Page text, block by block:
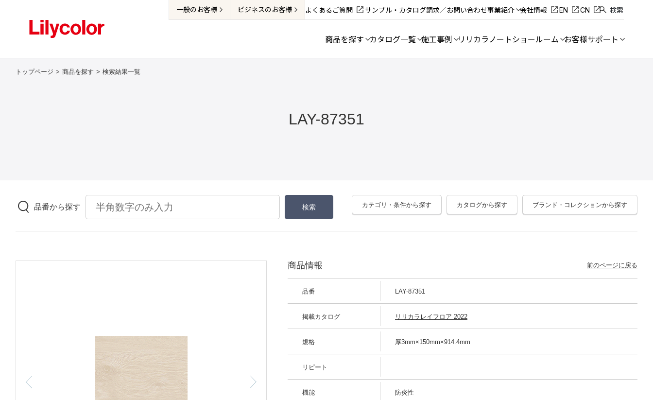
一般のお客様 ビジネスのお客様 よくあるご質問 サンプル・カタログ請求／お問い合わせ事業紹介 会社情報 EN CN 検索
商品を探す カタログ一覧 施工事例 リリカラノートショールーム お客様サポート
トップページ 商品を探す 検索結果一覧
LAY-87351
品番から探す カテゴリ・条件から探す カタログから探す ブランド・コレクションから探す
商品情報 前のページに戻る
品番 LAY-87351
掲載カタログ リリカラレイフロア 2022
規格 厚3mm×150mm×914.4mm
リピート
機能 防炎性